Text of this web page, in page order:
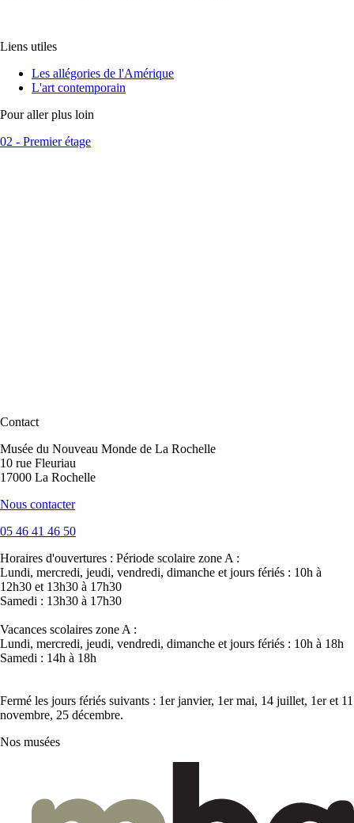
Liens utiles
Les allégories de l'Amérique
L'art contemporain
Pour aller plus loin
02 - Premier étage
Contact
Musée du Nouveau Monde de La Rochelle
10 rue Fleuriau
17000 La Rochelle
Nous contacter
05 46 41 46 50
Horaires d'ouvertures : Période scolaire zone A :
Lundi, mercredi, jeudi, vendredi, dimanche et jours fériés : 10h à
12h30 et 13h30 à 17h30
Samedi : 13h30 à 17h30
Vacances scolaires zone A :
Lundi, mercredi, jeudi, vendredi, dimanche et jours fériés : 10h à 18h
Samedi : 14h à 18h
Fermé les jours fériés suivants : 1er janvier, 1er mai, 14 juillet, 1er et 11
novembre, 25 décembre.
Nos musées